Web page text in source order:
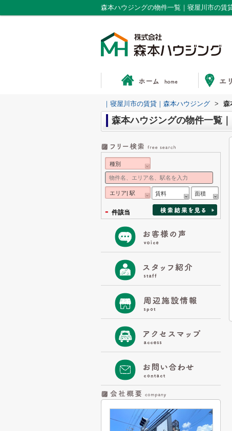
森本ハウジングの物件一覧｜寝屋川市の賃
｜寝屋川市の賃貸｜森本ハウジング > 森
森本ハウジングの物件一覧
種別
エリア| 駅 賃料 面積
- 件該当